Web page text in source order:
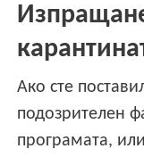
Ако сте
подозрителен
програмата,